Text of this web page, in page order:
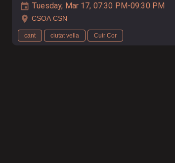
Tuesday, Mar 17, 07:30 PM-09:30 PM
CSOA CSN
cant ciutat vella Cuir Cor